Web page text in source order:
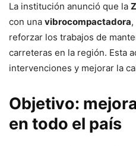
La institución anunció que la
con una vibrocompactadora
reforzar los trabajos de
carreteras en la región. Esta
intervenciones y mejorar la
Objetivo:
en todo el país